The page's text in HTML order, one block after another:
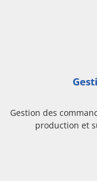
Gestion des
production et